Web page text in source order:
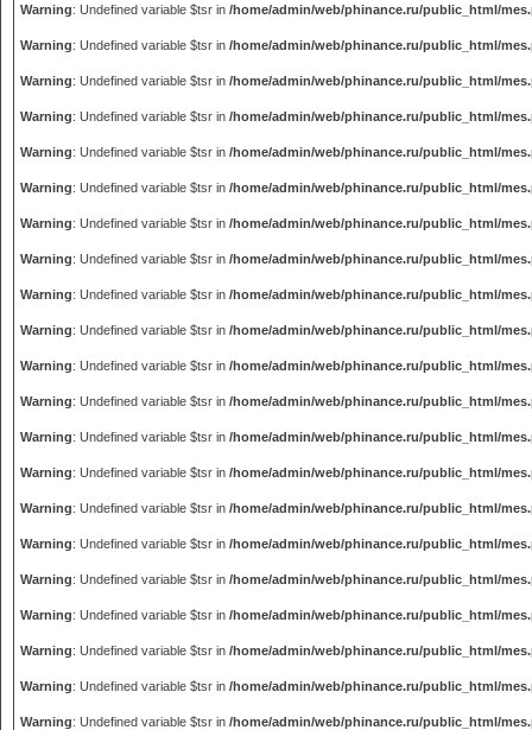
Warning: Undefined variable $tsr in /home/admin/web/phinance.ru/public_html/
Warning: Undefined variable $tsr in /home/admin/web/phinance.ru/public_html/
Warning: Undefined variable $tsr in /home/admin/web/phinance.ru/public_html/
Warning: Undefined variable $tsr in /home/admin/web/phinance.ru/public_html/
Warning: Undefined variable $tsr in /home/admin/web/phinance.ru/public_html/
Warning: Undefined variable $tsr in /home/admin/web/phinance.ru/public_html/
Warning: Undefined variable $tsr in /home/admin/web/phinance.ru/public_html/
Warning: Undefined variable $tsr in /home/admin/web/phinance.ru/public_html/
Warning: Undefined variable $tsr in /home/admin/web/phinance.ru/public_html/
Warning: Undefined variable $tsr in /home/admin/web/phinance.ru/public_html/
Warning: Undefined variable $tsr in /home/admin/web/phinance.ru/public_html/
Warning: Undefined variable $tsr in /home/admin/web/phinance.ru/public_html/
Warning: Undefined variable $tsr in /home/admin/web/phinance.ru/public_html/
Warning: Undefined variable $tsr in /home/admin/web/phinance.ru/public_html/
Warning: Undefined variable $tsr in /home/admin/web/phinance.ru/public_html/
Warning: Undefined variable $tsr in /home/admin/web/phinance.ru/public_html/
Warning: Undefined variable $tsr in /home/admin/web/phinance.ru/public_html/
Warning: Undefined variable $tsr in /home/admin/web/phinance.ru/public_html/
Warning: Undefined variable $tsr in /home/admin/web/phinance.ru/public_html/
Warning: Undefined variable $tsr in /home/admin/web/phinance.ru/public_html/
Warning: Undefined variable $tsr in /home/admin/web/phinance.ru/public_html/